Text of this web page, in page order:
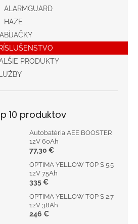
ALARMGUARD
HAZE
PRODUKTY
10 produktov
Autobatéria AEE BOOSTER
12V 60Ah
77,30 €
OPTIMA YELLOW TOP S 5.5
12V 75Ah
335 €
OPTIMA YELLOW TOP S 2.7
12V 38Ah
246 €